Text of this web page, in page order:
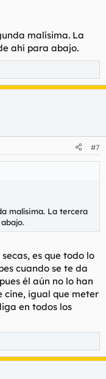
malísima. La
ahí para abajo.
#7
malísima. La tercera
es que todo lo
cuando se te da
él aún no lo han
cine, igual que meter
en todos los